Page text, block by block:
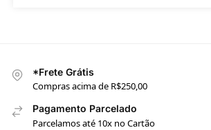
*Frete Grátis
Compras acima de R$250,00
Pagamento Parcelado
Parcelamos até 10x no Cartão